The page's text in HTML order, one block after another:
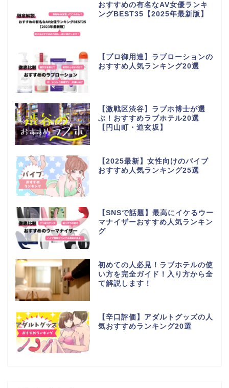
おすすめの有名なAV女優ランキ
ングBEST35【2025年最新版】
【プロ御用達】ラブローションの
おすすめ人気ランキング20選
【激戦区渋谷】ラブホ博士が選
ぶ！おすすめラブホテル20選
【円山町・道玄坂】
【2025最新】女性向けのバイブ
おすすめ人気ランキング25選
【SNSで話題】最高にイケるウー
マナイザーおすすめ人気ランキン
グ
初めての人必見！ラブホテルの使
い方を完全ガイド！入り方から全
て解説します！
【辛口評価】アダルトグッズの人
気おすすめランキング20選